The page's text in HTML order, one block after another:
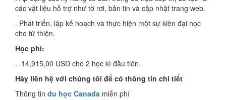
các vật liệu hỗ trợ như tờ rơi, bản tin và cập nhật trang web.
. Phát triển, lập kế hoạch và thực hiện một sự kiện đại học
cho từ thiện.
Học phí:
. 14,915,00 USD cho 2 học kì đầu tiên.
Hãy liên hệ với chúng tôi để có thông tin chi tiết
Thông tin du học Canada miễn phí